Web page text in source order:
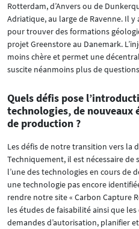
Rotterdam, d’Anvers ou de
Adriatique, au large de Ravenne. Il
pour trouver des formations
projet Greenstore au Danemark.
moins chère et permet une
suscite néanmoins plus de
Quels défis pose
technologies, de nouveaux
de production ?
Les défis de notre transition vers la
Techniquement, il est nécessaire
l’une des technologies en cours de
une technologie pas encore
rendre notre site « Carbon Capture
les études de faisabilité ainsi que
demandes d’autorisation, planifier